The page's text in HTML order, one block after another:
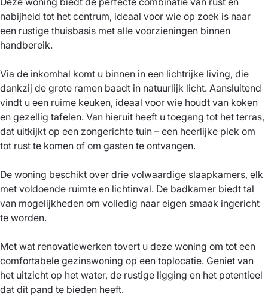
nabijheid tot het centrum, ideaal voor wie op zoek is naar
een rustige thuisbasis met alle voorzieningen binnen
handbereik.
Via de inkomhal komt u binnen in een lichtrijke living, die
dankzij de grote ramen baadt in natuurlijk licht. Aansluitend
vindt u een ruime keuken, ideaal voor wie houdt van koken
en gezellig tafelen. Van hieruit heeft u toegang tot het terras,
dat uitkijkt op een zongerichte tuin – een heerlijke plek om
tot rust te komen of om gasten te ontvangen.
De woning beschikt over drie volwaardige slaapkamers, elk
met voldoende ruimte en lichtinval. De badkamer biedt tal
van mogelijkheden om volledig naar eigen smaak ingericht
te worden.
Met wat renovatiewerken tovert u deze woning om tot een
comfortabele gezinswoning op een toplocatie. Geniet van
het uitzicht op het water, de rustige ligging en het potentieel
dat dit pand te bieden heeft.